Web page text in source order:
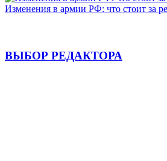
Изменения в армии РФ: что стоит за
ВЫБОР РЕДАКТОРА